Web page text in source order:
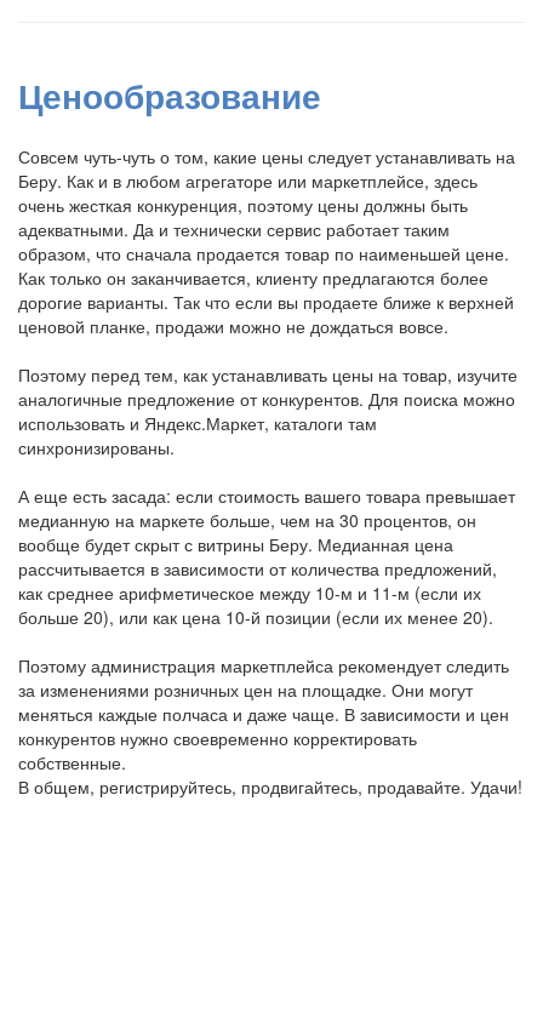
Ценообразование
Совсем чуть-чуть о том, какие цены следует устанавливать на
Беру. Как и в любом агрегаторе или маркетплейсе, здесь
очень жесткая конкуренция, поэтому цены должны быть
адекватными. Да и технически сервис работает таким
образом, что сначала продается товар по наименьшей цене.
Как только он заканчивается, клиенту предлагаются более
дорогие варианты. Так что если вы продаете ближе к верхней
ценовой планке, продажи можно не дождаться вовсе.
Поэтому перед тем, как устанавливать цены на товар, изучите
аналогичные предложение от конкурентов. Для поиска можно
использовать и Яндекс.Маркет, каталоги там
синхронизированы.
А еще есть засада: если стоимость вашего товара превышает
медианную на маркете больше, чем на 30 процентов, он
вообще будет скрыт с витрины Беру. Медианная цена
рассчитывается в зависимости от количества предложений,
как среднее арифметическое между 10-м и 11-м (если их
больше 20), или как цена 10-й позиции (если их менее 20).
Поэтому администрация маркетплейса рекомендует следить
за изменениями розничных цен на площадке. Они могут
меняться каждые полчаса и даже чаще. В зависимости и цен
конкурентов нужно своевременно корректировать
собственные.
В общем, регистрируйтесь, продвигайтесь, продавайте. Удачи!